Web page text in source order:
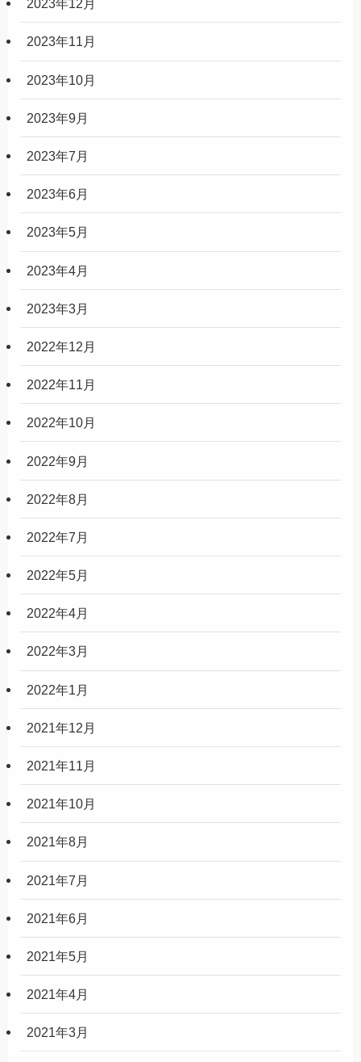
2023年12月
2023年11月
2023年10月
2023年9月
2023年7月
2023年6月
2023年5月
2023年4月
2023年3月
2022年12月
2022年11月
2022年10月
2022年9月
2022年8月
2022年7月
2022年5月
2022年4月
2022年3月
2022年1月
2021年12月
2021年11月
2021年10月
2021年8月
2021年7月
2021年6月
2021年5月
2021年4月
2021年3月